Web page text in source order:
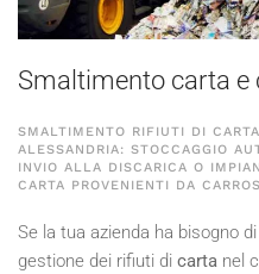
Smaltimento carta e
SMALTIMENTO RIFIUTI DI
ALESSANDRIA: STOCCAGGIO
INVIO ALLA DISCARICA O
CARTA PROVENIENTI DA
Se la tua azienda ha bisogno
gestione dei rifiuti di carta nel